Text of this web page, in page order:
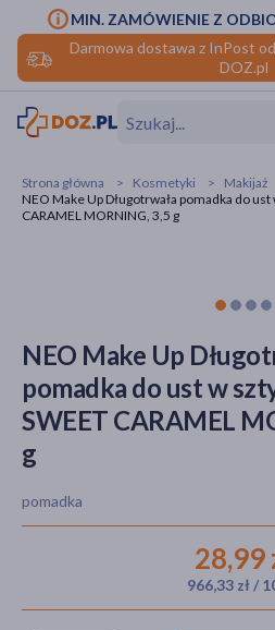
Darmowa dostawa z InPost
DOZ.pl
MIN. ZAMÓWIENIE Z
Hit
Strona główna Kosmetyki
Makijaż
NEO Make Up Długotrwała pomadka do
CARAMEL MORNING, 3,5 g
NEO Make Up
pomadka do ust w
SWEET CARAMEL
g
pomadka
28,99
966,33 zł /